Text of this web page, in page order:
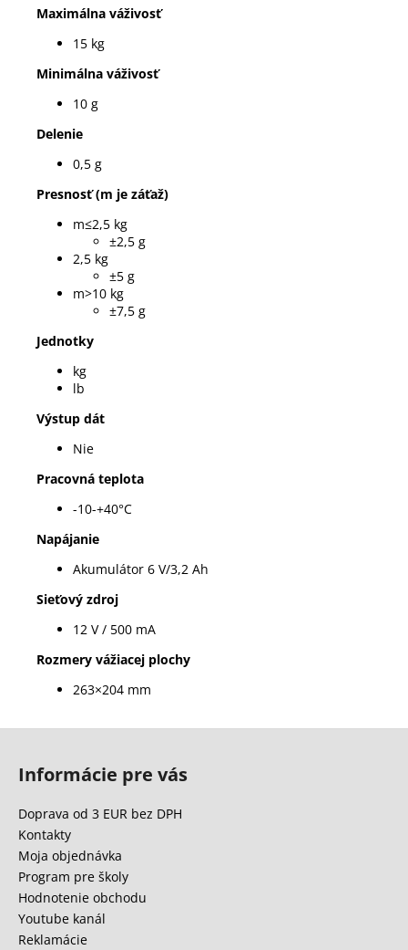
Maximálna váživosť
15 kg
Minimálna váživosť
10 g
Delenie
0,5 g
Presnosť (m je záťaž)
m≤2,5 kg
±2,5 g
2,5 kg
±5 g
m>10 kg
±7,5 g
Jednotky
kg
lb
Výstup dát
Nie
Pracovná teplota
-10-+40°C
Napájanie
Akumulátor 6 V/3,2 Ah
Sieťový zdroj
12 V / 500 mA
Rozmery vážiacej plochy
263×204 mm
Informácie pre vás
Doprava od 3 EUR bez DPH
Kontakty
Moja objednávka
Program pre školy
Hodnotenie obchodu
Youtube kanál
Reklamácie